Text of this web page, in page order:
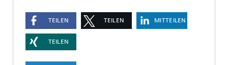
TEILEN TEILEN MITTEILEN
TEILEN